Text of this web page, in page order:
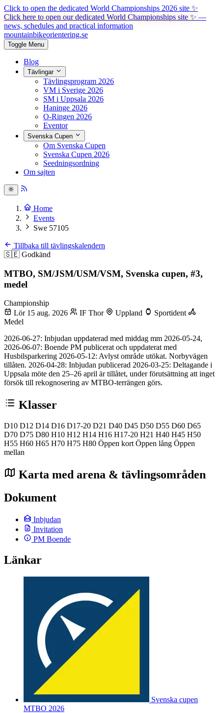
Click to open the dedicated World Championships 2026 site ✨
Click here to open our dedicated World Championships site ✨ —
news, schedules and practical information
mountainbikeorientering.se
Toggle Menu
Blog
Tävlingar
Tävlingsprogram 2026
VM i Sverige 2026
SM i Uppsala 2026
Haninge 2026
O-Ringen 2026
Eventor
Svenska Cupen
Om Svenska Cupen
Svenska Cupen 2026
Seedningsordning
Om sajten
Home
Events
Swe 57105
Tillbaka till tävlingskalendern
🇸🇪 Godkänd
MTBO, SM/JSM/USM/VSM, Svenska cupen, #3,
medel
Championship
Lör 15 aug. 2026
IF Thor Uppland
Sportident
Medel
2026-06-27: Inbjudan uppdaterad med middag mm 2026-05-24,
2026-06-07: Boende PM publicerat och uppdaterat med
Husbilsparkering 2026-05-12: Avlyst område utökat. Norbyvägen
tillåten. 2026-04-28: Inbjudan publicerad 2026-03-25: Deltagande i
Uppsala möte den 25–26 april är tillåtet, under förutsättning att inget
försök till rekognosering av MTBO-terrängen görs.
Klasser
D10 D12 D14 D16 D17-20 D21 D40 D45 D50 D55 D60 D65
D70 D75 D80 H10 H12 H14 H16 H17-20 H21 H40 H45 H50
H55 H60 H65 H70 H75 H80 Öppen kort Öppen lång Öppen
mellan
Karta med arena & tävlingsområden
Dokument
Inbjudan
Invitation
PM Boende
Länkar
Svenska cupen
MTBO 2026